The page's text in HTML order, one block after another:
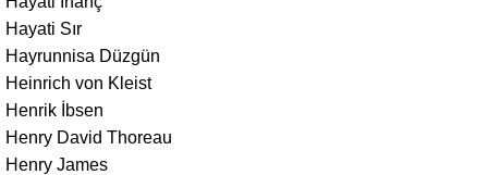
Hayati Sır
Hayrunnisa Düzgün
Heinrich von Kleist
Henrik İbsen
Henry David Thoreau
Henry James